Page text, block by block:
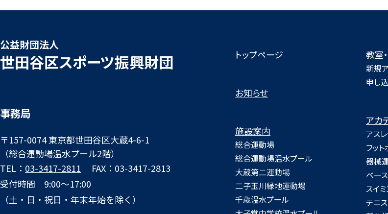
公益財団法人
世田谷区スポーツ振興財団
事務局
〒157-0074 東京都世田谷区大蔵4-6-1
（総合運動場温水プール2階）
TEL： 03-3417-2811
FAX：03-3417-2813
受付時間 9:00～17:00
（土・日・祝日・年末年始を除く）
トップページ
お知らせ
施設案内
総合運動場
総合運動場温水プール
大蔵第二運動場
二子玉川緑地運動場
千歳温水プール
教室
新規
申し
アカ
アス
フッ
器械
ベー
スイ
テニ